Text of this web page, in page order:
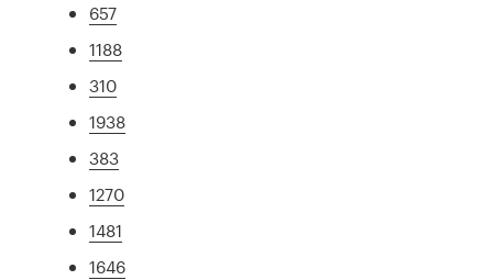
657
1188
310
1938
383
1270
1481
1646